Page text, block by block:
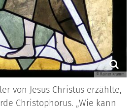
© Rainer Kramm
von Jesus Christus erzählte,
Christophorus. „Wie kann